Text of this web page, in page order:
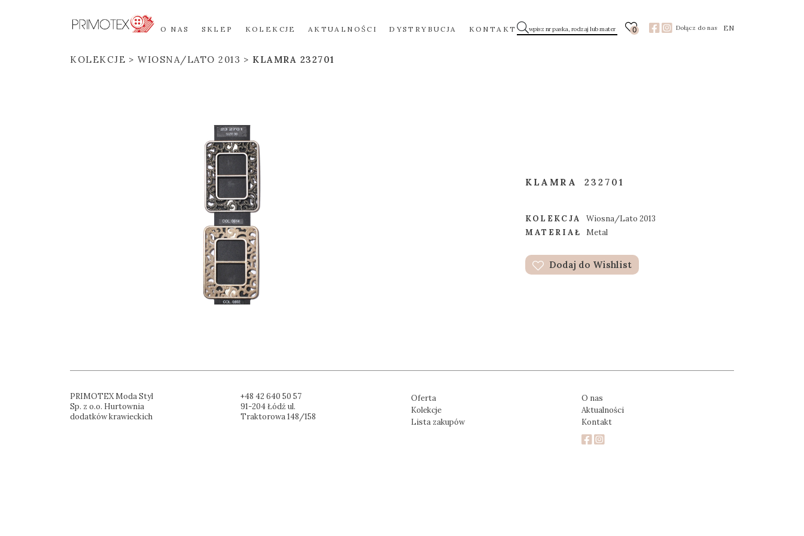
O NAS SKLEP KOLEKCJE AKTUALNOŚCI DYSTRYBUCJA KONTAKT 0 Dołącz do nas EN
KOLEKCJE WIOSNA/LATO 2013 KLAMRA 232701
KLAMRA 232701
KOLEKCJA
Wiosna/Lato 2013
MATERIAŁ
Metal
Dodaj do Wishlist
PRIMOTEX Moda Styl
Sp. z o.o. Hurtownia
dodatków krawieckich
+48 42 640 50 57
91-204 Łódź ul.
Traktorowa 148/158
Oferta
Kolekcje
Lista zakupów
O nas
Aktualności
Kontakt